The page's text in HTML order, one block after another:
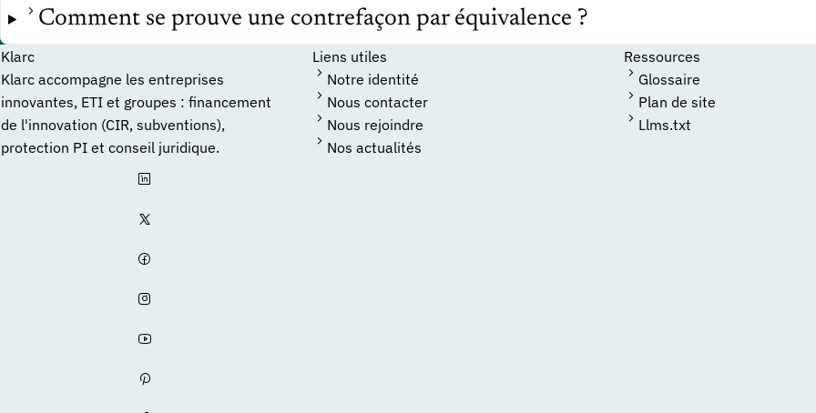
Comment se prouve une contrefaçon par équivalence ?
Klarc
Klarc accompagne les entreprises
innovantes, ETI et groupes : financement
de l'innovation (CIR, subventions),
protection PI et conseil juridique.
Liens utiles
Notre identité
Nous contacter
Nous rejoindre
Nos actualités
Ressources
Glossaire
Plan de site
Llms.txt